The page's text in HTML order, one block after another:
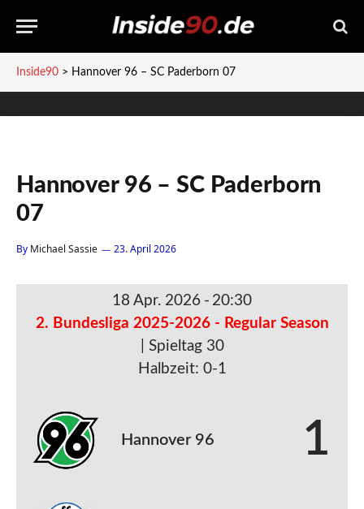
Inside90 > Hannover 96 – SC Paderborn 07
Hannover 96 – SC Paderborn
07
By Michael Sassie 23. April 2026
18 Apr. 2026 - 20:30
2. Bundesliga 2025-2026 - Regular Season
| Spieltag 30
Halbzeit: 0-1
Hannover 96 1